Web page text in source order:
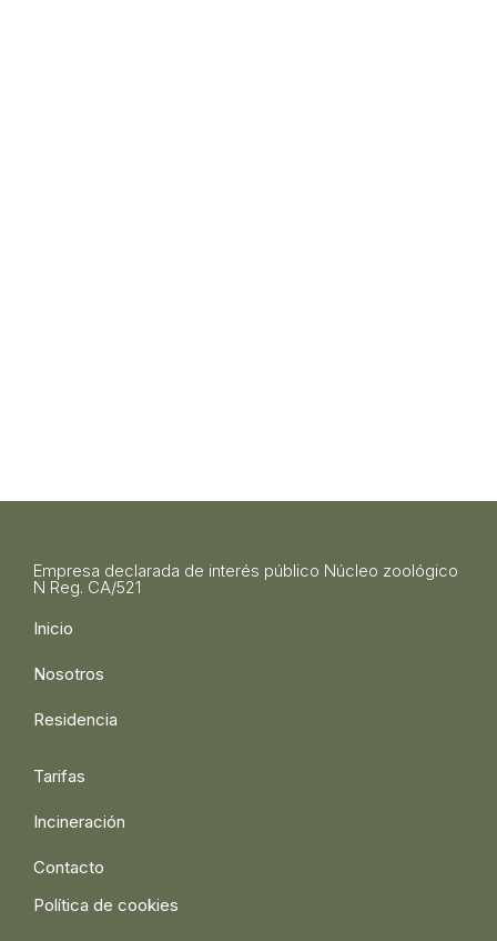
Empresa declarada de interés público Núcleo zoológico
N Reg. CA/521
Inicio
Nosotros
Residencia
Tarifas
Incineración
Contacto
Política de cookies